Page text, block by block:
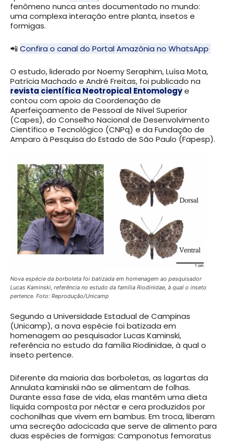
fenômeno nunca antes documentado no mundo:
uma complexa interação entre planta, insetos e
formigas.
📲 Confira o canal do Portal Amazônia no WhatsApp
O estudo, liderado por Noemy Seraphim, Luísa Mota,
Patrícia Machado e André Freitas, foi publicado na
revista científica Neotropical Entomologye
contou com apoio da Coordenação de
Aperfeiçoamento de Pessoal de Nível Superior
(Capes), do Conselho Nacional de Desenvolvimento
Científico e Tecnológico (CNPq) e da Fundação de
Amparo à Pesquisa do Estado de São Paulo (Fapesp).
Nova espécie da borboleta foi batizada em homenagem ao pesquisador
Lucas Kaminski, referência no estudo da família Riodinidae, à qual o inseto
pertence. Foto: Reprodução/Unicamp
Segundo a Universidade Estadual de Campinas
(Unicamp), a nova espécie foi batizada em
homenagem ao pesquisador Lucas Kaminski,
referência no estudo da família Riodinidae, à qual o
inseto pertence.
Diferente da maioria das borboletas, as lagartas da
Annulata kaminskii não se alimentam de folhas.
Durante essa fase de vida, elas mantêm uma dieta
líquida composta por néctar e cera produzidos por
cochonilhas que vivem em bambus. Em troca, liberam
uma secreção adocicada que serve de alimento para
duas espécies de formigas: Camponotus femoratus